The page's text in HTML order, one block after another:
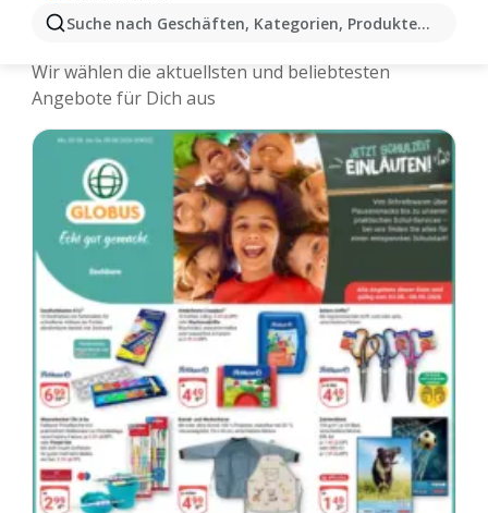
Suche nach Geschäften, Kategorien, Produkten...
Oberursel - Neuste Prospekte und
Wir wählen die aktuellsten und beliebtesten
Angebote für Dich aus